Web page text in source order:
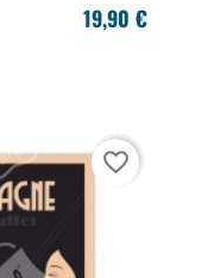
19,90 €
favorite_border